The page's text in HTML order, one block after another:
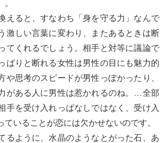
えると、すなわち「身を守る力」なんで
激しい言葉に変わり、またあるときは断
てくれるでしょう。相手と対等に議論で
ぱりと断れる女性は男性の目にも魅力的
や思考のスピードが男性っぽかったり、
がある人に男性は惹かれるのね。…全部
手を受け入れっぱなしではなく、受け入
いることが恋には欠かせないのです。
るように、水晶のようなとがった石、あ